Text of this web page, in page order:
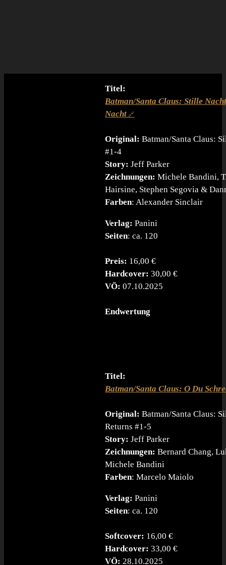
Titel:
Batman/Santa Claus: Stille
Nacht
Original:Batman/Santa Claus:
#1-4
Story:Jeff Parker
Zeichnungen: Michele Bandini,
Hairsine, Stephen Segovia &
Farben: Alexander Sinclair
Verlag: Panini
Seiten: ca. 120
Preis: 16,00 €
Hardcover: 30,00 €
VÖ: 07.10.2025
Endwertung
Titel:
Batman/Santa Claus: O Du
Original:Batman/Santa Claus:
Returns #1-5
Story:Jeff Parker
Zeichnungen: Bernard Chang,
Michele Bandini
Farben: Marcelo Maiolo
Verlag: Panini
Seiten: ca. 120
Softcover: 16,00 €
Hardcover: 33,00 €
VÖ: 28.10.2025